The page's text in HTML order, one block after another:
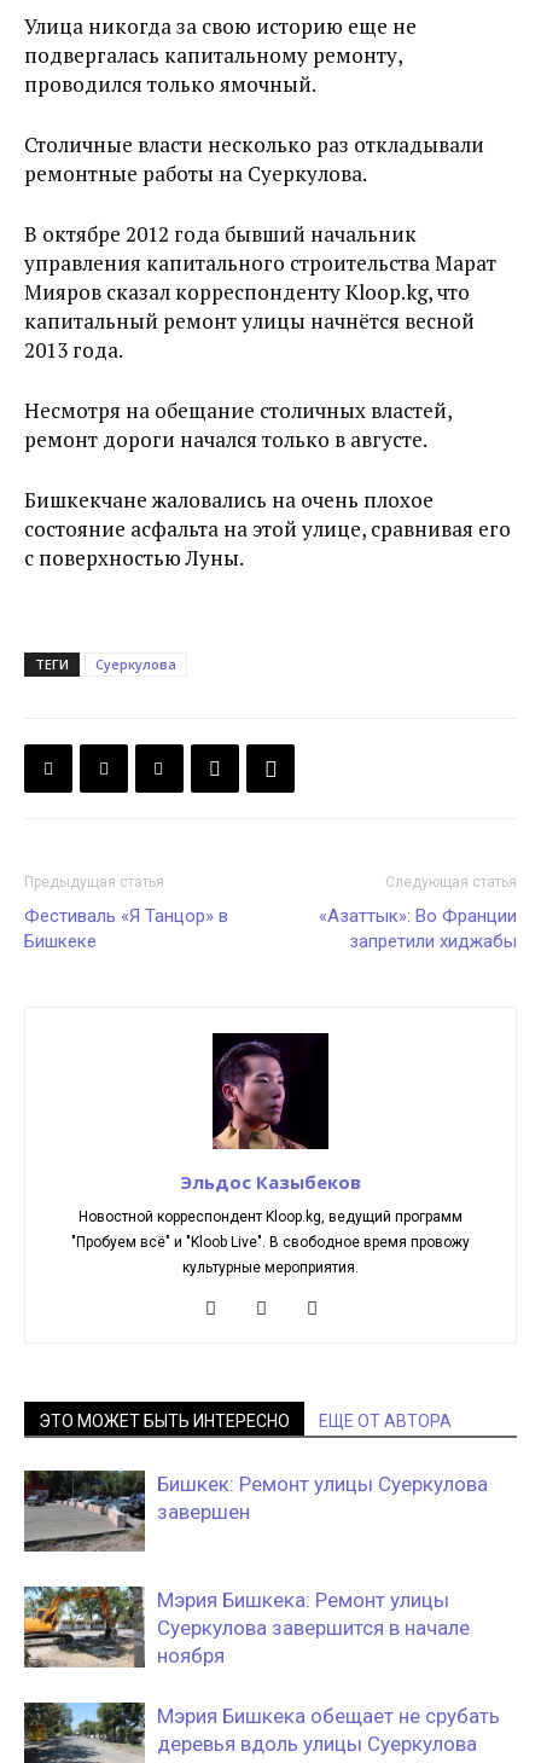
Улица никогда за свою историю еще не
подвергалась капитальному ремонту,
проводился только ямочный.
Столичные власти несколько раз откладывали
ремонтные работы на Суеркулова.
В октябре 2012 года бывший начальник
управления капитального строительства Марат
Мияров сказал корреспонденту Kloop.kg, что
капитальный ремонт улицы начнётся весной
2013 года.
Несмотря на обещание столичных властей,
ремонт дороги начался только в августе.
Бишкекчане жаловались на очень плохое
состояние асфальта на этой улице, сравнивая его
с поверхностью Луны.
ТЕГИ Суеркулова
Предыдущая статья
Фестиваль «Я Танцор» в
Бишкеке
Следующая статья
«Азаттык»: Во Франции
запретили хиджабы
Эльдос Казыбеков
Новостной корреспондент Kloop.kg, ведущий программ
"Пробуем всё" и "Kloob Live". В свободное время провожу
культурные мероприятия.
ЭТО МОЖЕТ БЫТЬ ИНТЕРЕСНО ЕЩЕ ОТ АВТОРА
Бишкек: Ремонт улицы Суеркулова
завершен
Мэрия Бишкека: Ремонт улицы
Суеркулова завершится в начале
ноября
Мэрия Бишкека обещает не срубать
деревья вдоль улицы Суеркулова